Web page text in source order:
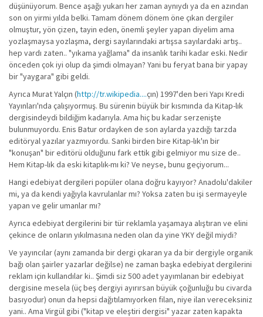
düşünüyorum. Bence aşağı yukarı her zaman aynıydı ya da en azından
son on yirmi yılda belki. Tamam dönem dönem öne çıkan dergiler
olmuştur, yön çizen, tayin eden, önemli şeyler yapan diyelim ama
yozlaşmaysa yozlaşma, dergi sayılarındaki artışsa sayılardaki artış..
hep vardı zaten.. "yıkama yağlama" da insanlık tarihi kadar eski. Nedir
önceden çok iyi olup da şimdi olmayan? Yani bu feryat bana bir yapay
bir "yaygara" gibi geldi.
Ayrıca Murat Yalçın (http://tr.wikipedia....çın) 1997'den beri Yapı Kredi
Yayınları'nda çalışıyormuş. Bu sürenin büyük bir kısmında da Kitap-lık
dergisindeydi bildiğim kadarıyla. Ama hiç bu kadar serzenişte
bulunmuyordu. Enis Batur ordayken de son aylarda yazdığı tarzda
editöryal yazılar yazmıyordu. Sanki birden bire Kitap-lık'ın bir
"konuşan" bir editörü olduğunu fark ettik gibi gelmiyor mu size de..
Hem Kitap-lık da eski kitaplık-mı ki? Ve neyse, bunu geçiyorum...
Hangi edebiyat dergileri popüler olana doğru kayıyor? Anadolu'dakiler
mi, ya da kendi yağıyla kavrulanlar mı? Yoksa zaten bu işi sermayeyle
yapan ve gelir umanlar mı?
Ayrıca edebiyat dergilerini bir tür reklamla yaşamaya alıştıran ve elini
çekince de onların yıkılmasına neden olan da yine YKY değil miydi?
Ve yayıncılar (aynı zamanda bir dergi çıkaran ya da bir dergiyle organik
bağı olan şairler yazarlar değilse) ne zaman başka edebiyat dergilerini
reklam için kullandılar ki.. Şimdi siz 500 adet yayımlanan bir edebiyat
dergisine mesela (üç beş dergiyi ayırırsan büyük çoğunluğu bu civarda
basıyodur) onun da hepsi dağıtılamıyorken filan, niye ilan vereceksiniz
yani.. Ama Virgül gibi ("kitap ve eleştiri dergisi" yazar zaten kapakta